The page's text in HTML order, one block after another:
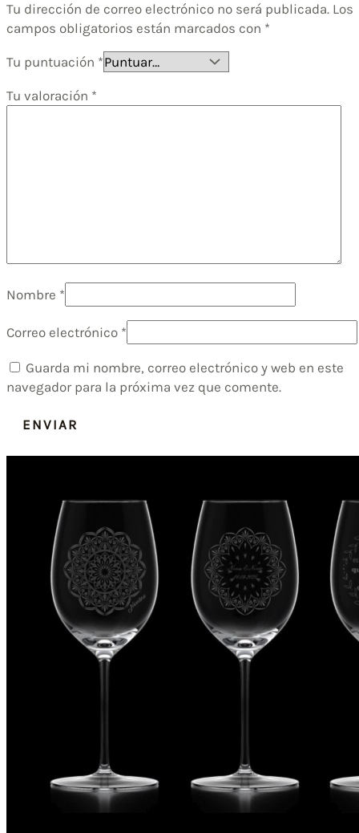
Tu dirección de correo electrónico no será publicada. Los
campos obligatorios están marcados con *
Tu puntuación *
Tu valoración *
Nombre *
Correo electrónico *
Guarda mi nombre, correo electrónico y web en este
navegador para la próxima vez que comente.